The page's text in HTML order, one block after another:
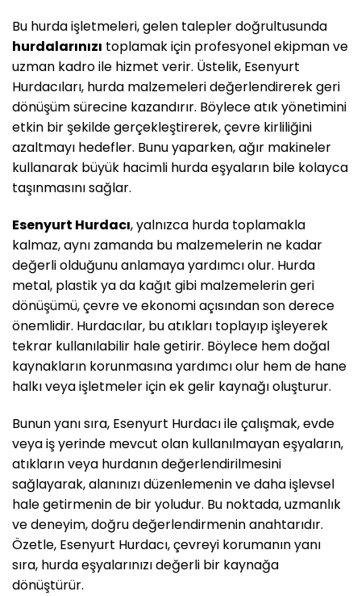
Bu hurda işletmeleri, gelen talepler doğrultusunda
hurdalarınızı toplamak için profesyonel ekipman ve
uzman kadro ile hizmet verir. Üstelik, Esenyurt
Hurdacıları, hurda malzemeleri değerlendirerek geri
dönüşüm sürecine kazandırır. Böylece atık yönetimini
etkin bir şekilde gerçekleştirerek, çevre kirliliğini
azaltmayı hedefler. Bunu yaparken, ağır makineler
kullanarak büyük hacimli hurda eşyaların bile kolayca
taşınmasını sağlar.
Esenyurt Hurdacı, yalnızca hurda toplamakla
kalmaz, aynı zamanda bu malzemelerin ne kadar
değerli olduğunu anlamaya yardımcı olur. Hurda
metal, plastik ya da kağıt gibi malzemelerin geri
dönüşümü, çevre ve ekonomi açısından son derece
önemlidir. Hurdacılar, bu atıkları toplayıp işleyerek
tekrar kullanılabilir hale getirir. Böylece hem doğal
kaynakların korunmasına yardımcı olur hem de hane
halkı veya işletmeler için ek gelir kaynağı oluşturur.
Bunun yanı sıra, Esenyurt Hurdacı ile çalışmak, evde
veya iş yerinde mevcut olan kullanılmayan eşyaların,
atıkların veya hurdanın değerlendirilmesini
sağlayarak, alanınızı düzenlemenin ve daha işlevsel
hale getirmenin de bir yoludur. Bu noktada, uzmanlık
ve deneyim, doğru değerlendirmenin anahtarıdır.
Özetle, Esenyurt Hurdacı, çevreyi korumanın yanı
sıra, hurda eşyalarınızı değerli bir kaynağa
dönüştürür.